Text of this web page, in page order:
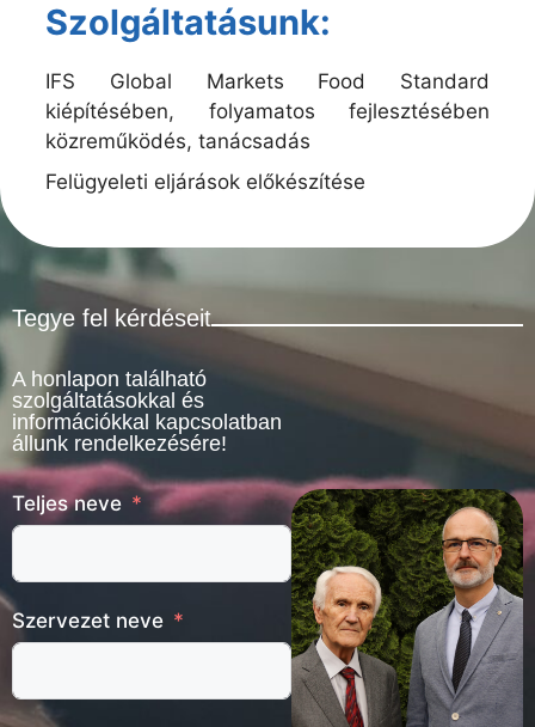
Szolgáltatásunk:
IFS Global Markets Food Standard
kiépítésében, folyamatos fejlesztésében
közreműködés, tanácsadás
Felügyeleti eljárások előkészítése
Tegye fel kérdéseit
A honlapon található
szolgáltatásokkal és
információkkal kapcsolatban
állunk rendelkezésére!
Teljes neve
Szervezet neve